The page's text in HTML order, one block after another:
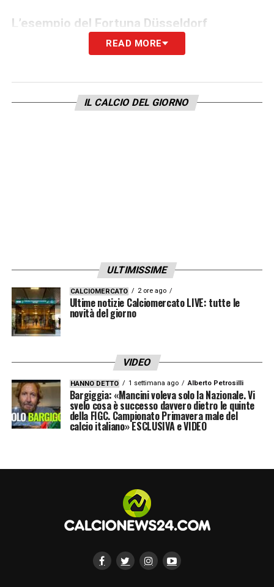
L’esempio del Fortuna Düsseldorf
Il modello di riferimento arriva dalla
militante nella Zweite Bundesliga, ha avviato
il programma “Fortuna für Alle”. L’obiettivo è
investimento
Nonostante l’annuncio rivoluzionario, i tifosi
del Como hanno dovuto affrontare un
Suwarso ha chiarito che si tratta di una
misura temporanea, necessaria per
compensare i costi operativi e le limitate
capacità dello stadio. L’investimento nelle
LA PLAYLIST DELLE NOSTRE TOP NEWS
READ MORE
IL CALCIO DEL GIORNO
ULTIMISSIME
CALCIOMERCATO 2 ore ago
Ultime notizie Calciomercato LIVE: tutte le
novità del giorno
VIDEO
HANNO DETTO 1 settimana ago Alberto Petrosilli
Bargiggia: «Mancini voleva solo la Nazionale. Vi
svelo cosa è successo davvero dietro le quinte
della FIGC. Campionato Primavera male del
calcio italiano» ESCLUSIVA e VIDEO